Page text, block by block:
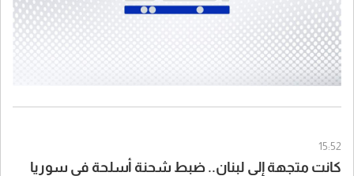
15:52
كانت متجهة إلى لبنان.. ضبط شحنة أسلحة في سوريا